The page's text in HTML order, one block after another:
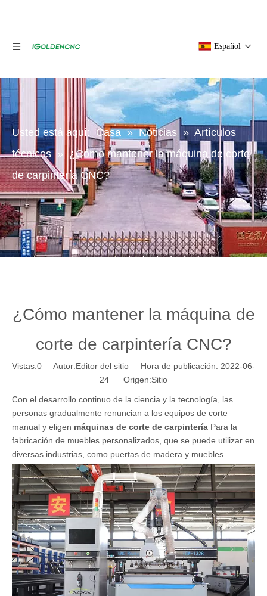
Español
Usted está aquí: Casa » Noticias » Artículos
técnicos » ¿Cómo mantener la máquina de corte
de carpintería CNC?
¿Cómo mantener la máquina de
corte de carpintería CNC?
Vistas:0 Autor:Editor del sitio Hora de publicación: 2022-06-
24 Origen:Sitio
Con el desarrollo continuo de la ciencia y la tecnología, las
personas gradualmente renuncian a los equipos de corte
manual y eligen máquinas de corte de carpintería Para la
fabricación de muebles personalizados, que se puede utilizar en
diversas industrias, como puertas de madera y muebles.